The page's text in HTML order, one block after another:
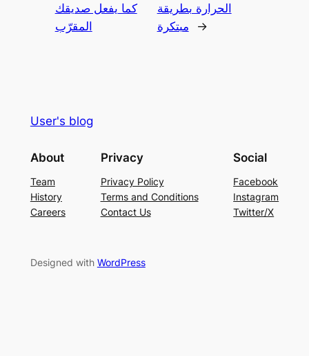
كما يفعل صديقك
المقرّب
الحرارة بطريقة
مبتكرة
→
User's blog
About
Team
History
Careers
Privacy
Privacy Policy
Terms and Conditions
Contact Us
Social
Facebook
Instagram
Twitter/X
Designed with WordPress